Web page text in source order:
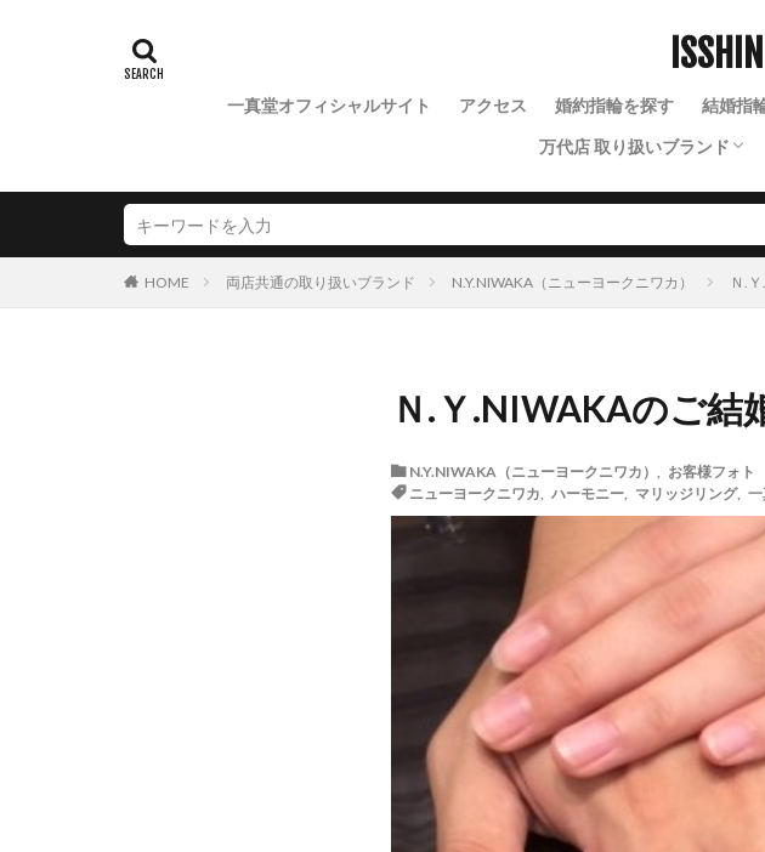
一真堂オフィシャルサイト アクセス 婚約指輪を探す 結婚指
万代店 取り扱いブランド
ソラ
ラザールダイヤモンド
ディズニー
ソウ
イモータル
ジュレット
ストーリーズ
トゥトゥ
HOME 両店共通の取り扱いブランド N.Y.NIWAKA（ニューヨークニワカ） Ｎ.
Ｎ.Ｙ.NIWAKAのご結
N.Y.NIWAKA（ニューヨークニワカ）
お客様フォト
ニューヨークニワカ
ハーモニー, マリッジリング, 一